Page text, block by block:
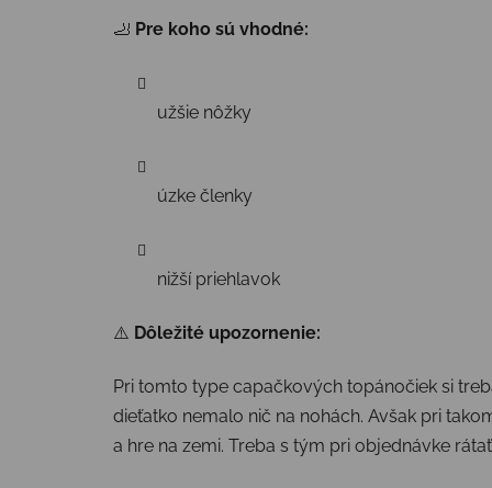
🦶 Pre koho sú vhodné:
užšie nôžky
úzke členky
nižší priehlavok
⚠️ Dôležité upozornenie:
Pri tomto type capačkových topánočiek si
dieťatko nemalo nič na nohách. Avšak pri
a hre na zemi. Treba s tým pri objednávke